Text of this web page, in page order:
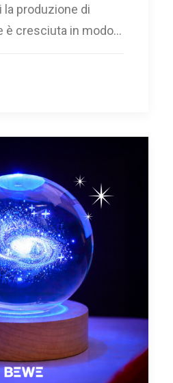
la produzione di
è cresciuta in modo…